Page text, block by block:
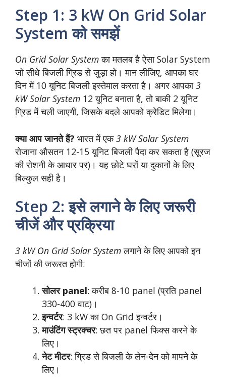
Step 1: 3 kW On Grid Solar
System को समझें
On Grid Solar Systemका मतलब है ऐसा Solar System
जो सीधे बिजली ग्रिड से जुड़ा हो। मान लीजिए, आपका घर
दिन में 10 यूनिट बिजली इस्तेमाल करता है। अगर आपका3
kW Solar System 12 यूनिट बनाता है, तो बाकी 2 यूनिट
ग्रिड में चली जाएगी, जिसके बदले आपको क्रेडिट मिलेगा।
क्या आप जानते हैं? भारत में एक3 kW Solar System
रोजाना औसतन 12-15 यूनिट बिजली पैदा कर सकता है (सूरज
की रोशनी के आधार पर)। यह छोटे घरों या दुकानों के लिए
बिल्कुल सही है।
Step 2: इसे लगाने के लिए जरूरी
चीजें और प्रक्रिया
3 kW On Grid Solar Systemलगाने के लिए आपको इन
चीजों की जरूरत होगी:
सोलर panel: करीब 8-10 panel (प्रति panel
330-400 वाट)।
इन्वर्टर: 3 kW का On Grid इन्वर्टर।
माउंटिंग स्ट्रक्चर: छत पर panel फिक्स करने के
लिए।
नेट मीटर: ग्रिड से बिजली के लेन-देन को मापने के
लिए।